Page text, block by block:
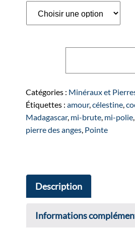
de
Célestine
Catégories : Minéraux et
Étiquettes :amour,célestine,
Madagascar, mi-brute, mi-polie,
pierre des anges, Pointe
Description
Informations